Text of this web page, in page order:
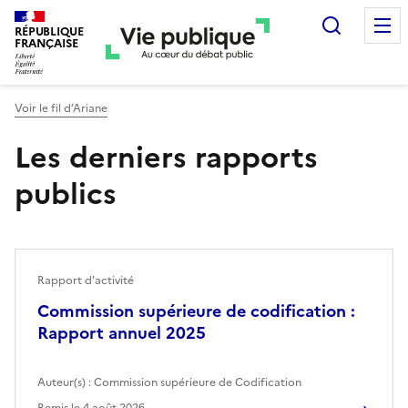
RÉPUBLIQUE
FRANÇAISE
Voir le fil d’Ariane
Les derniers rapports
publics
Commission supérieure de codification :
Rapport annuel 2025
Rapport d'activité
Auteur(s) :Commission supérieure de Codification